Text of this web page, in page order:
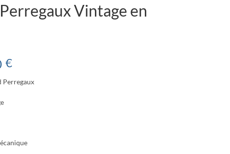
Vintage en
€
Perregaux